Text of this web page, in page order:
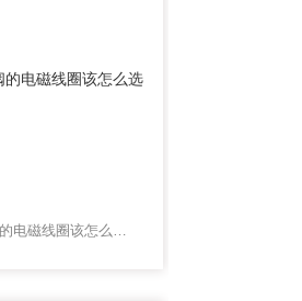
诺冠电磁阀的电磁线圈该怎么选择